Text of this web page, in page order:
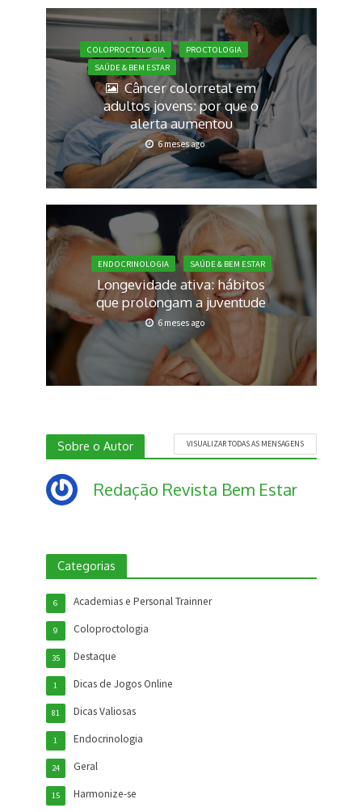
COLOPROCTOLOGIA
PROCTOLOGIA
SAÚDE & BEM ESTAR
Câncer colorretal em
adultos jovens: por que o
alerta aumentou
6 meses ago
ENDOCRINOLOGIA SAÚDE & BEM ESTAR
Longevidade ativa: hábitos
que prolongam a juventude
6 meses ago
Sobre o Autor VISUALIZAR TODAS AS MENSAGENS
Redação Revista Bem Estar
Categorias
Academias e Personal Trainner
6
Coloproctologia
9
Destaque
35
Dicas de Jogos Online
1
Dicas Valiosas
81
Endocrinologia
1
Geral
24
Harmonize-se
15